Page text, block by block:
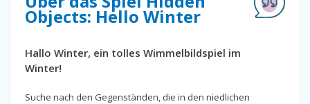
Objects: Hello Winter
Hallo Winter, ein tolles Wimmelbildspiel im
Winter!
Suche nach den Gegenständen, die in den niedlichen